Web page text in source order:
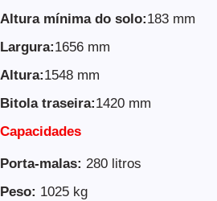
Altura mínima do solo:183 mm
Largura:1656 mm
Altura:1548 mm
Bitola traseira:1420 mm
Capacidades
Porta-malas: 280 litros
Peso: 1025 kg